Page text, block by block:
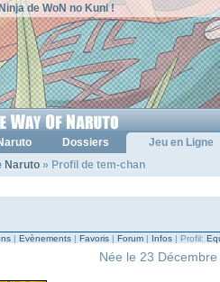
de WoN no Kuni !
Dossiers
Jeu en Ligne
Naruto » Profil de tem-chan
| Evènements | Favoris | Forum | Infos | Profil:
Née le 23